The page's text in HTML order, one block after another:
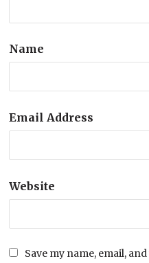
Name
Email Address
Website
Save my name, email,